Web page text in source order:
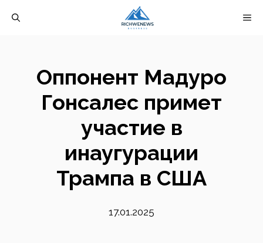
Оппонент Мадуро
Гонсалес примет
участие в
инаугурации
Трампа в США
17.01.2025